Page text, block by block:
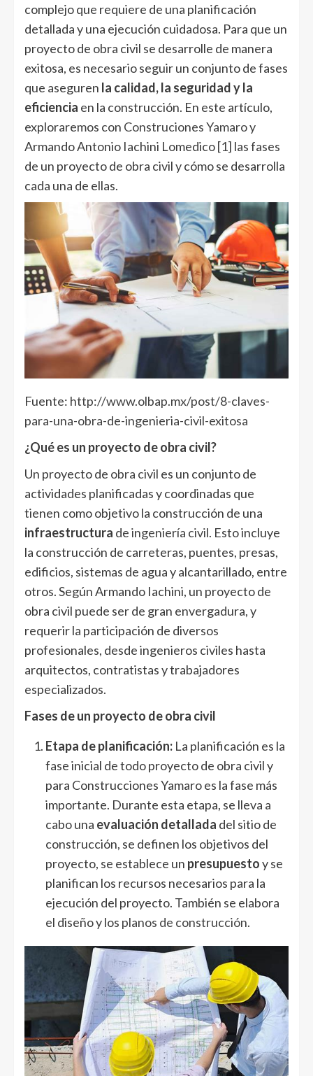
complejo que requiere de una planificación
detallada y una ejecución cuidadosa. Para que un
proyecto de obra civil se desarrolle de manera
exitosa, es necesario seguir un conjunto de fases
que aseguren la calidad, la seguridad y la
eficiencia en la construcción. En este artículo,
exploraremos con Construciones Yamaroy
Armando Antonio Iachini Lomedico[1] las fases
de un proyecto de obra civil y cómo se desarrolla
cada una de ellas.
Fuente: http://www.olbap.mx/post/8-claves-
para-una-obra-de-ingenieria-civil-exitosa
¿Qué es un proyecto de obra civil?
Un proyecto de obra civil es un conjunto de
actividades planificadas y coordinadas que
tienen como objetivo la construcción de una
infraestructura deingeniería civil. Esto incluye
la construcción de carreteras, puentes, presas,
edificios, sistemas de agua y alcantarillado, entre
otros. Según Armando Iachini, un proyecto de
obra civil puede ser de gran envergadura, y
requerir la participación de diversos
profesionales, desde ingenieros civiles hasta
arquitectos, contratistas y trabajadores
especializados.
Fases de un proyecto de obra civil
Etapa de planificación: La planificación es la
fase inicial de todo proyecto de obra civil y
para Construcciones Yamaro es la fase más
importante. Durante esta etapa, se lleva a
cabo una evaluación detallada del sitio de
construcción, se definen los objetivos del
proyecto, se establece un presupuestoy se
planifican los recursos necesarios para la
ejecución del proyecto. También se elabora
el diseño y los planos de construcción.